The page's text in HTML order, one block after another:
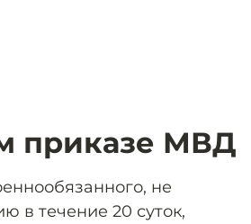
приказе МВД
не
в течение 20 суток,